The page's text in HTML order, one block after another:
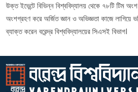
উক্ত ইভেন্টে বিভিন্ন বিশ্ববিদ্যালয় থেকে ৭৮টি টিম
অংশগ্রহণ করে অর্জিত জ্ঞান ও অভিজ্ঞতা কাজে
ব্যাক্ত করেন বরেন্দ্র বিশ্ববিদ্যালয়ের সিএসই বিভাগ।